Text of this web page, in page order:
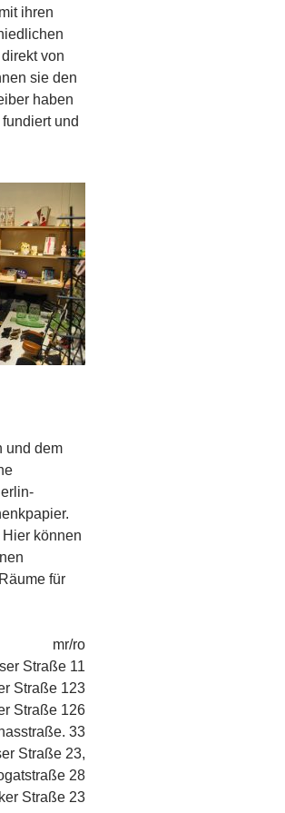
ihren
von
sie den
haben
und
und dem
können
für
mr/ro
Straße 11
Straße 123
Straße 126
33
Straße 23,
28
Straße 23